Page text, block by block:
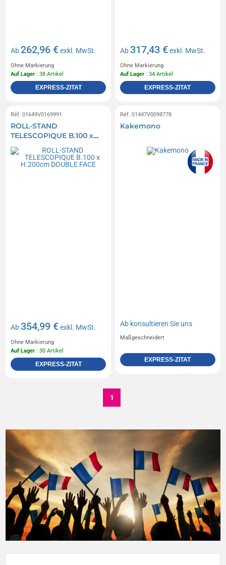
Ab262,96 €exkl. MwSt.
Ohne Markierung
Auf Lager : 38 Artikel
EXPRESS-ZITAT
Ab317,43 €exkl. MwSt.
Ohne Markierung
Auf Lager : 34 Artikel
EXPRESS-ZITAT
Réf. 01649V0169991
ROLL-STAND
TELESCOPIQUE B.100 x
H.200cm DOUBLE FACE
Ab354,99 €exkl. MwSt.
Ohne Markierung
Auf Lager : 30 Artikel
EXPRESS-ZITAT
Réf. 01447V0098778
Kakemono
Ab konsultieren Sie uns
Maßgeschneidert
EXPRESS-ZITAT
1